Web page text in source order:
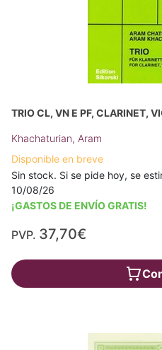
TRIO CL, VN E PF, CLARINET,
Khachaturian, Aram
Disponible en breve
Sin stock. Si se pide hoy, se
10/08/26
¡GASTOS DE ENVÍO GRATIS!
PVP. 37,70€